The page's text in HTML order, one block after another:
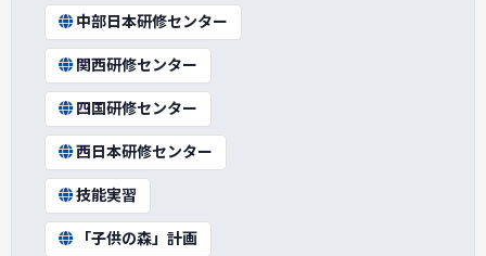
中部日本研修センター
関西研修センター
四国研修センター
西日本研修センター
技能実習
「子供の森」計画